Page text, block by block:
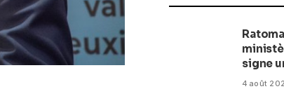
signe
42
4 août